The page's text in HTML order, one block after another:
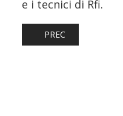
e i tecnici di Rfi.
ARTICOLO
PREC